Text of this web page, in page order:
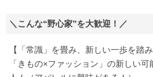
＼こんな“野心家”を大歓迎！／
【「常識」を畳み、新しい一歩を踏
「きもの×ファッション」の新しい